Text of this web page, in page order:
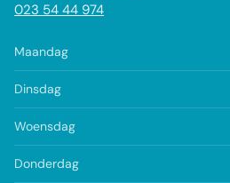
023 54 44 974
Maandag
Dinsdag
Woensdag
Donderdag